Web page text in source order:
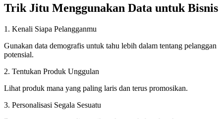
Trik Jitu Menggunakan Data untuk Bisnis
1. Kenali Siapa Pelangganmu
Gunakan data demografis untuk tahu lebih dalam tentang pelanggan
potensial.
2. Tentukan Produk Unggulan
Lihat produk mana yang paling laris dan terus promosikan.
3. Personalisasi Segala Sesuatu